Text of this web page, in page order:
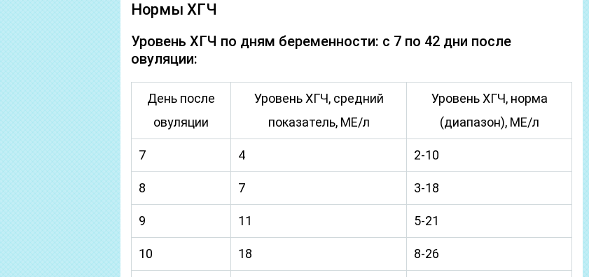
Нормы ХГЧ
Уровень ХГЧ по дням беременности: с 7 по 42 дни после
овуляции:
День после
овуляции
Уровень ХГЧ, средний
показатель, МЕ/л
Уровень ХГЧ, норма
(диапазон), МЕ/л
7 4 2-10
8 7 3-18
9 11 5-21
10 18 8-26